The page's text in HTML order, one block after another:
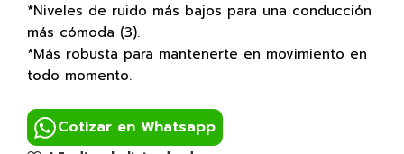
*Niveles de ruido más bajos para una conducción
más cómoda (3).
*Más robusta para mantenerte en movimiento en
todo momento.
Cotizar en Whatsapp